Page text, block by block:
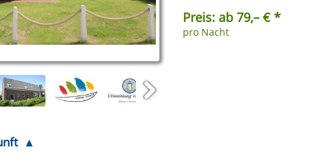
Preis: ab 79,– € *
pro Nacht